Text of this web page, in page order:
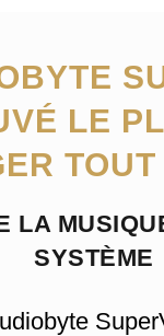
LE
LA
SYSTÈME